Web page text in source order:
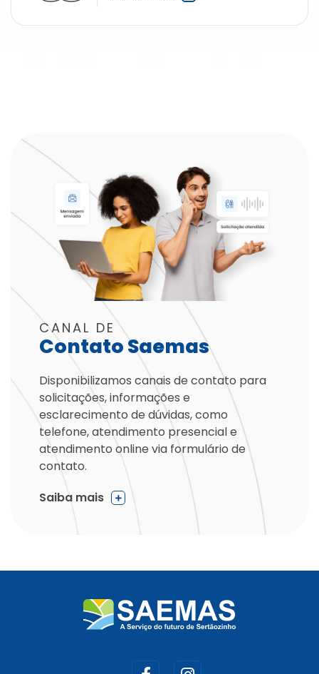
CANAL DE
Contato Saemas
Disponibilizamos canais de contato para
solicitações, informações e
esclarecimento de dúvidas, como
telefone, atendimento presencial e
atendimento online via formulário de
contato.
Saiba mais